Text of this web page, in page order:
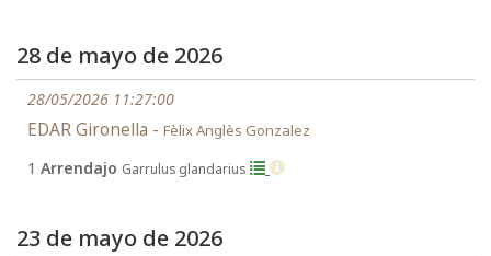
28 de mayo de 2026
28/05/2026 11:27:00
EDAR Gironella - Fèlix Anglès Gonzalez
1 Arrendajo Garrulus glandarius
23 de mayo de 2026